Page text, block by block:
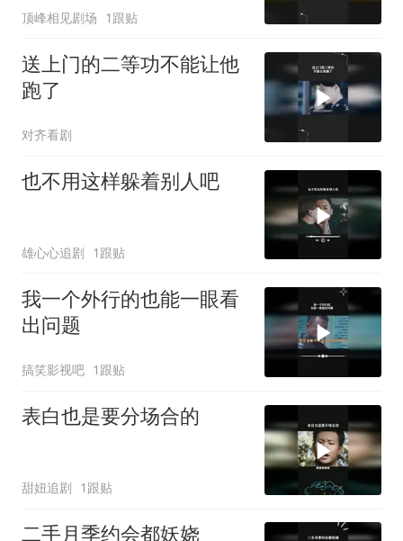
顶峰相见剧场 1跟贴
送上门的二等功不能让他
跑了
对齐看剧
也不用这样躲着别人吧
雄心心追剧 1跟贴
我一个外行的也能一眼看
出问题
搞笑影视吧 1跟贴
表白也是要分场合的
甜妞追剧 1跟贴
二手月季约会都妖娆